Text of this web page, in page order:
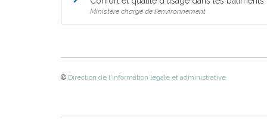
Ministère chargé de l'environnement
© Direction de l'information légale et administrative